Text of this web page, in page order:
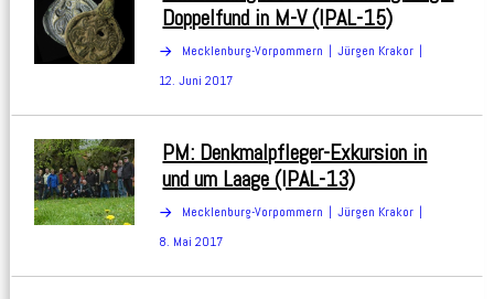
Doppelfund in M-V (IPAL-15)
Mecklenburg-Vorpommern
Jürgen Krakor
12. Juni 2017
PM: Denkmalpfleger-Exkursion in
und um Laage (IPAL-13)
Mecklenburg-Vorpommern
Jürgen Krakor
8. Mai 2017